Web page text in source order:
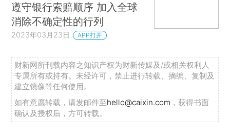
遵守银行索赔顺序 加入全球
消除不确定性的行列
2023年03月23日 APP打开
财新网所刊载内容之知识产权为财新传媒及/或相关权利人
专属所有或持有。未经许可，禁止进行转载、摘编、复制及
建立镜像等任何使用。
如有意愿转载，请发邮件至hello@caixin.com ，获得书面
确认及授权后，方可转载。